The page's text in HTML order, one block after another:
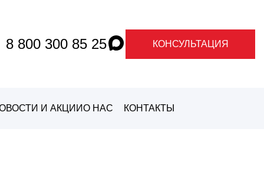
8 800 300 85 25 КОНСУЛЬТАЦИЯ
И АКЦИИО НАС КОНТАКТЫ